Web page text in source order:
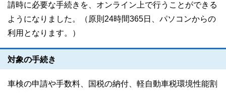
請時に必要な手続きを、オンライン上で行うことができる
ようになりました。（原則24時間365日、パソコンからの
利用となります。）
対象の手続き
車検の申請や手数料、国税の納付、軽自動車税環境性能割